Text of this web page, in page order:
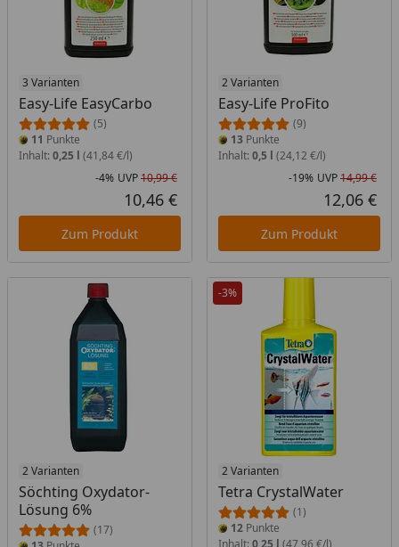
3 Varianten
Easy-Life EasyCarbo
(5)
11 Punkte
Inhalt: 0,25 l (41,84 €/l)
Rabatt in Prozent
-4%
Ursprünglicher Preis
UVP10,99 €
Aktueller Preis
10,46 €
Zum Produkt
2 Varianten
Easy-Life ProFito
(9)
13Punkte
Inhalt: 0,5 l (24,12 €/l)
-19% UVP14,99 €
12,06 €
Zum Produkt
2 Varianten
Söchting Oxydator-
Lösung 6%
(17)
-3%
2 Varianten
Tetra CrystalWater
(1)
12Punkte
Inhalt: 0,25 l (47,96 €/l)